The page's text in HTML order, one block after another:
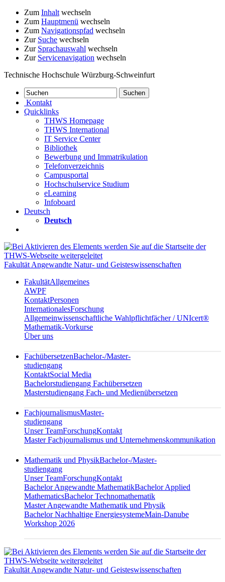
Zum Inhalt wechseln
Zum Hauptmenü wechseln
Zum Navigationspfad wechseln
Zur Suche wechseln
Zur Sprachauswahl wechseln
Zur Servicenavigation wechseln
Technische Hochschule Würzburg-Schweinfurt
Kontakt
Quicklinks
THWS Homepage
THWS International
IT Service Center
Bibliothek
Bewerbung und Immatrikulation
Telefonverzeichnis
Campusportal
Hochschulservice Studium
eLearning
Infoboard
Deutsch
Deutsch
Fakultät Angewandte Natur- und Geisteswissenschaften
FakultätAllgemeines
AWPF
KontaktPersonen
InternationalesForschung
Allgemeinwissenschaftliche Wahlpflichtfächer / UNIcert®
Mathematik-Vorkurse
Über uns
FachübersetzenBachelor-/Master-
studiengang
KontaktSocial Media
Bachelorstudiengang Fachübersetzen
Masterstudiengang Fach- und Medienübersetzen
FachjournalismusMaster-
studiengang
Unser TeamForschungKontakt
Master Fachjournalismus und Unternehmenskommunikation
Mathematik und PhysikBachelor-/Master-
studiengang
Unser TeamForschungKontakt
Bachelor Angewandte MathematikBachelor Applied
MathematicsBachelor Technomathematik
Master Angewandte Mathematik und Physik
Bachelor Nachhaltige EnergiesystemeMain-Danube
Workshop 2026
Fakultät Angewandte Natur- und Geisteswissenschaften